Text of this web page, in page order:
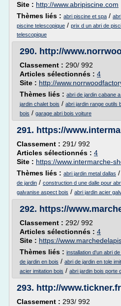
Site : http://www.abripiscine.com
Thèmes liés : abri piscine et spa /
piscine telescopique / prix d un abri de
telescopique
290. http://
Classement : 290/ 992
Articles sélectionnés : 4
Site : http://
Thèmes liés : abri de jardin cabane
jardin chalet bois / abri jardin range outils
bois / garage abri bois voiture
291. https://
Classement : 291/ 992
Articles sélectionnés : 4
Site : https://www.intermarche-
Thèmes liés : abri jardin metal dallas /
de jardin / construction d une dalle pour
galvanise aspect bois / abri jardin acier
292. https://
Classement : 292/ 992
Articles sélectionnés : 4
Site : https://
Thèmes liés : installation d'un abri
de jardin en bois / abri de jardin en tole
acier imitation bois / abri jardin bois porte
293. http://www.tickner.fr
Classement : 293/ 992